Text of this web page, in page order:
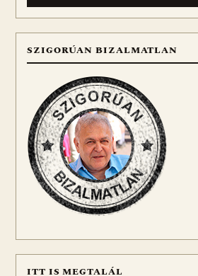
SZIGORÚAN BIZALMATLAN
ITT IS MEGTALÁL